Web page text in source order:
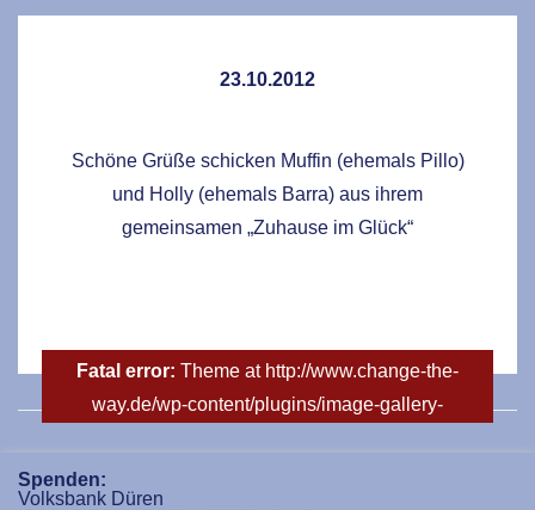
23.10.2012
Schöne Grüße schicken Muffin (ehemals Pillo)
und Holly (ehemals Barra) aus ihrem
gemeinsamen „Zuhause im Glück“
Fatal error: Theme at http://www.change-the-
way.de/wp-content/plugins/image-gallery-
Spenden:
Volksbank Düren